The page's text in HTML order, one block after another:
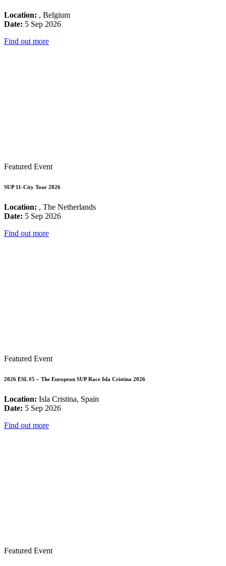
Location: , Belgium
Date: 5 Sep 2026
Find out more
Featured Event
SUP 11-City Tour 2026
Location: , The Netherlands
Date: 5 Sep 2026
Find out more
Featured Event
2026 ESL #5 – The European SUP Race Isla Cristina 2026
Location: Isla Cristina, Spain
Date: 5 Sep 2026
Find out more
Featured Event